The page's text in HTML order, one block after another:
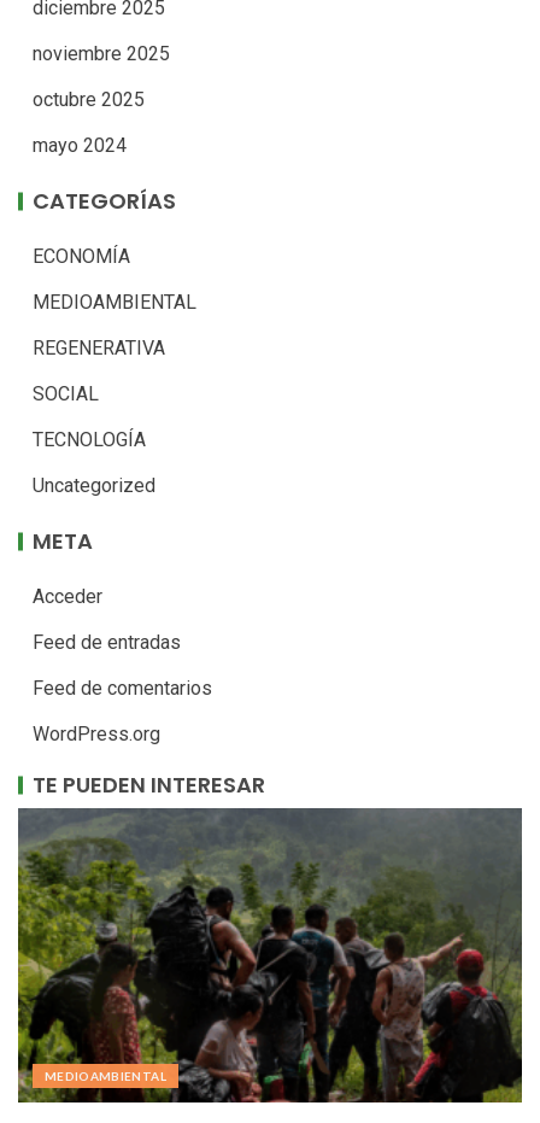
diciembre 2025
noviembre 2025
octubre 2025
mayo 2024
CATEGORÍAS
ECONOMÍA
MEDIOAMBIENTAL
REGENERATIVA
SOCIAL
TECNOLOGÍA
Uncategorized
META
Acceder
Feed de entradas
Feed de comentarios
WordPress.org
TE PUEDEN INTERESAR
MEDIOAMBIENTAL